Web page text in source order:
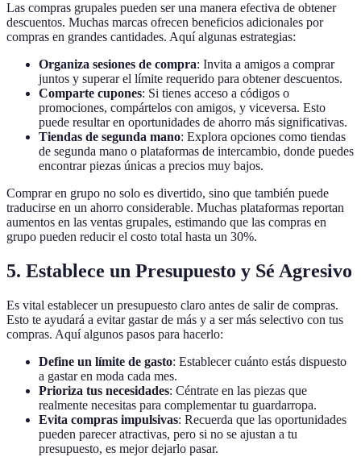
Las compras grupales pueden ser una manera efectiva de obtener
descuentos. Muchas marcas ofrecen beneficios adicionales por
compras en grandes cantidades. Aquí algunas estrategias:
Organiza sesiones de compra: Invita a amigos a comprar
juntos y superar el límite requerido para obtener descuentos.
Comparte cupones: Si tienes acceso a códigos o
promociones, compártelos con amigos, y viceversa. Esto
puede resultar en oportunidades de ahorro más significativas.
Tiendas de segunda mano: Explora opciones como tiendas
de segunda mano o plataformas de intercambio, donde puedes
encontrar piezas únicas a precios muy bajos.
Comprar en grupo no solo es divertido, sino que también puede
traducirse en un ahorro considerable. Muchas plataformas reportan
aumentos en las ventas grupales, estimando que las compras en
grupo pueden reducir el costo total hasta un 30%.
5. Establece un Presupuesto y Sé Agresivo
Es vital establecer un presupuesto claro antes de salir de compras.
Esto te ayudará a evitar gastar de más y a ser más selectivo con tus
compras. Aquí algunos pasos para hacerlo:
Define un límite de gasto: Establecer cuánto estás dispuesto
a gastar en moda cada mes.
Prioriza tus necesidades: Céntrate en las piezas que
realmente necesitas para complementar tu guardarropa.
Evita compras impulsivas: Recuerda que las oportunidades
pueden parecer atractivas, pero si no se ajustan a tu
presupuesto, es mejor dejarlo pasar.